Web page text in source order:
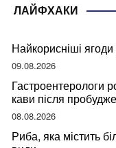
ЛАЙФХАКИ
Найкорисніші ягоди
09.08.2026
Гастроентерологи
кави після
08.08.2026
Риба, яка містить